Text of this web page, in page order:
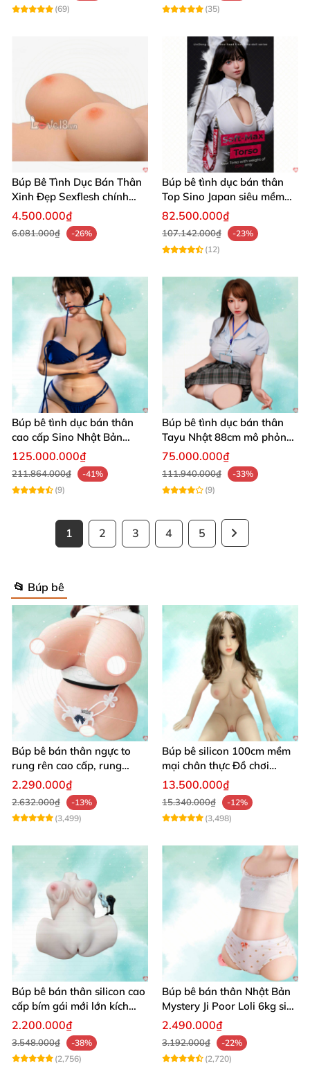
(69)
(35)
Búp Bê Tình Dục Bán Thân
Xinh Đẹp Sexflesh chính
hãng Nhật
4.500.000₫
6.081.000₫ -26%
Búp bê tình dục bán thân
Top Sino Japan siêu mềm
nhẹ 25Kg platinum silicone
82.500.000₫
107.142.000₫
-23%
(12)
Búp bê tình dục bán thân
cao cấp Sino Nhật Bản
93cm siêu thực
125.000.000₫
211.864.000₫
-41%
(9)
Búp bê tình dục bán thân
Tayu Nhật 88cm mô phỏng
sống động thật
75.000.000₫
111.940.000₫
-33%
(9)
1 2 3 4 5
📂 Búp bê
Búp bê bán thân ngực to
rung rên cao cấp, rung
mạnh kích thích
2.290.000₫
2.632.000₫
-13%
(3,499)
Búp bê silicon 100cm mềm
mại chân thực Đồ chơi
người lớn cao cấp
13.500.000₫
15.340.000₫
-12%
(3,498)
Búp bê bán thân silicon cao
cấp bím gái mới lớn kích
thích
2.200.000₫
3.548.000₫
-38%
(2,756)
Búp bê bán thân Nhật Bản
Mystery Ji Poor Loli 6kg siêu
thực giá tốt
2.490.000₫
3.192.000₫
-22%
(2,720)